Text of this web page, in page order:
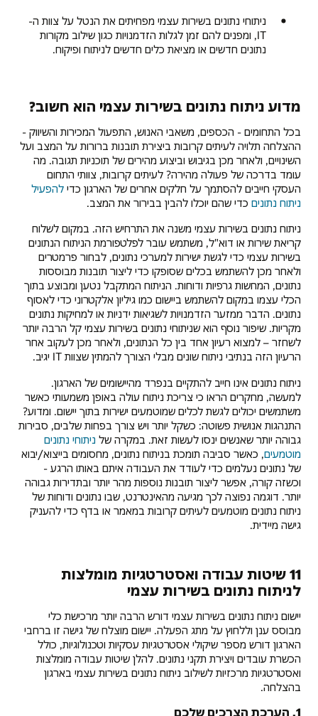
ניתוחי נתונים בשירות עצמי מפחיתים את הנטל על צוות ה-
IT, ומפנים להם זמן לגלות הזדמנויות כגון שילוב מקורות
נתונים חדשים או מציאת כלים חדשים לניתוח ופיקוח.
מדוע ניתוח נתונים בשירות עצמי הוא חשוב?
בכל התחומים - הכספים, משאבי האנוש, התפעול המכירות והשיווק -
ההצלחה תלויה לעיתים קרובות ביצירת תובנות ברורות על המצב ועל
השינויים, ולאחר מכן בגיבוש וביצוע מהירים של תוכניות תגובה. מה
עומד בדרכה של פעולה מהירה? לעיתים קרובות, צוותי התחום
העסקי חייבים להסתמך על חלקים אחרים של הארגון כדי להפעיל
ניתוח נתונים כדי שהם יוכלו להבין בבירור את המצב.
ניתוח נתונים בשירות עצמי משנה את התרחיש הזה. במקום לשלוח
קריאת שירות או דוא"ל, משתמש עובר לפלטפורמת הניתוח הנתונים
בשירות עצמי כדי לגשת ישירות למערכי נתונים, לבחור פרמטרים
ולאחר מכן להשתמש בכלים שסופקו כדי ליצור תובנות מבוססות
נתונים, המחשות גרפיות ודוחות. הניתוח המתקבל נטען ומבוצע בתוך
הכלי עצמו במקום להשתמש ביישום כמו גיליון אלקטרוני כדי לאסוף
נתונים. הדבר ממזער הזדמנויות לשגיאות ידניות או למחיקות נתונים
מקריות. שיפור נוסף הוא שניתוחי נתונים בשירות עצמי קל הרבה יותר
לשחזר – למצוא רעיון אחד בין כל הנתונים, ולאחר מכן לעקוב אחר
הרעיון הזה בנתיבי ניתוח שונים מבלי הצורך להמתין שצוות IT יגיב.
ניתוח נתונים אינו חייב להתקיים בנפרד מהיישומים של הארגון.
למעשה, מחקרים הראו כי צריכת ניתוח עולה באופן משמעותי כאשר
משתמשים יכולים לגשת לכלים שמוטמעים ישירות בתוך יישום. ומדוע?
התנהגות אנושית פשוטה: כשקל יותר ויש צורך בפחות שלבים, סבירות
גבוהה יותר שאנשים ינסו לעשות זאת. במקרה של ניתוחי נתונים
מוטמעים, כאשר סביבה תומכת בניתוח נתונים, מחסומים בייצוא/יבוא
של נתונים נעלמים כדי לעודד את העבודה איתם באותו הרגע -
וכשזה קורה, אפשר ליצור תובנות נוספות מהר יותר ובתדירות גבוהה
יותר. דוגמה נפוצה לכך מגיעה מהאינטרנט, שבו נתונים ודוחות של
ניתוח נתונים מוטמעים לעיתים קרובות במאמר או בדף כדי להעניק
גישה מיידית.
11 שיטות עבודה ואסטרטגיות מומלצות
לניתוח נתונים בשירות עצמי
יישום ניתוח נתונים בשירות עצמי דורש הרבה יותר מרכישת כלי
מבוסס ענן וללחוץ על מתג הפעלה. יישום מוצלח של גישה זו ברחבי
הארגון דורש מספר שיקולי אסטרטגיות עסקיות וטכנולוגיות, כולל
הכשרת עובדים ויצירת תקני נתונים. להלן שיטות עבודה מומלצות
ואסטרטגיות מרכזיות לשילוב ניתוח נתונים בשירות עצמי בארגון
בהצלחה.
1. הערכת הצרכים שלכם